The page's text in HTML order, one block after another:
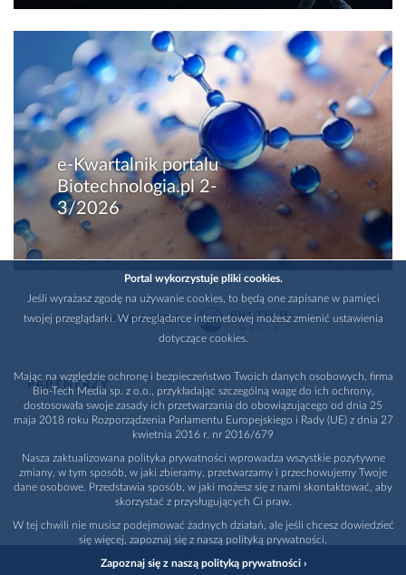
e-Kwartalnik portalu
Biotechnologia.pl 2-
3/2026
WYDAWCA
PARTNERZY
Portal wykorzystuje pliki cookies.
Jeśli wyrażasz zgodę na używanie cookies, to będą one zapisane w pamięci
twojej przeglądarki. W przeglądarce internetowej możesz zmienić ustawienia
dotyczące cookies.
Mając na względzie ochronę i bezpieczeństwo Twoich danych osobowych, firma
Bio-Tech Media sp. z o.o., przykładając szczególną wagę do ich ochrony,
dostosowała swoje zasady ich przetwarzania do obowiązującego od dnia 25
maja 2018 roku Rozporządzenia Parlamentu Europejskiego i Rady (UE) z dnia 27
kwietnia 2016 r. nr 2016/679
Nasza zaktualizowana polityka prywatności wprowadza wszystkie pozytywne
zmiany, w tym sposób, w jaki zbieramy, przetwarzamy i przechowujemy Twoje
dane osobowe. Przedstawia sposób, w jaki możesz się z nami skontaktować, aby
skorzystać z przysługujących Ci praw.
W tej chwili nie musisz podejmować żadnych działań, ale jeśli chcesz dowiedzieć
się więcej, zapoznaj się z naszą polityką prywatności.
Zapoznaj się z naszą polityką prywatności ›